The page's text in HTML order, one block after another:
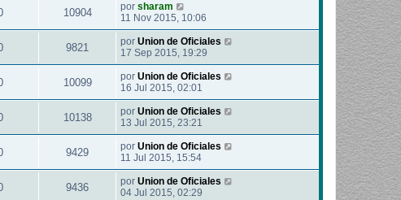
10904 por sharam
11 Nov 2015, 10:06
9821 por Union de Oficiales
17 Sep 2015, 19:29
10099 por Union de Oficiales
16 Jul 2015, 02:01
10138 por Union de Oficiales
13 Jul 2015, 23:21
9429 por Union de Oficiales
11 Jul 2015, 15:54
9436 por Union de Oficiales
04 Jul 2015, 02:29